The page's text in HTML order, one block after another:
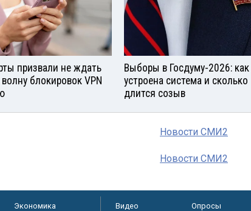
призвали не ждать
блокировок VPN
Выборы в Госдуму-2026: как
устроена система и сколько
длится созыв
Новости СМИ2
Новости СМИ2
Экономика
Видео Опросы